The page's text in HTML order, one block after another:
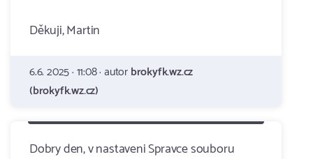
Děkuji, Martin
6.6. 2025 · 11:08 · autorbrokyfk.wz.cz
(brokyfk.wz.cz)
Dobry den, v nastaveni Spravce souboru